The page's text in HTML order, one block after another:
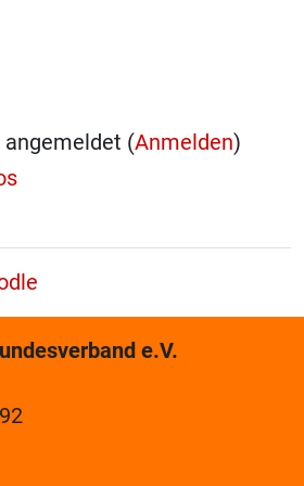
angemeldet (Anmelden)
e.V.